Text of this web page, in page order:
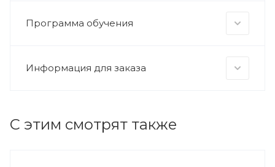
Программа обучения
Информация для заказа
С этим смотрят также